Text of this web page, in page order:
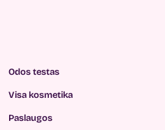
Odos testas
Visa kosmetika
Paslaugos